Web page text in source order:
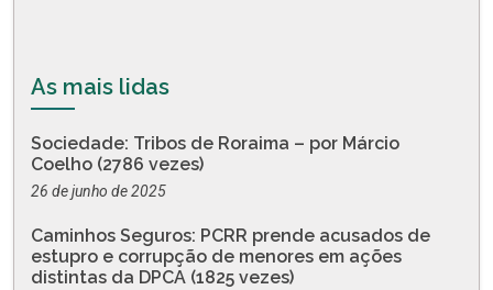
As mais lidas
Sociedade: Tribos de Roraima – por Márcio
Coelho (2786 vezes)
26 de junho de 2025
Caminhos Seguros: PCRR prende acusados de
estupro e corrupção de menores em ações
distintas da DPCA (1825 vezes)